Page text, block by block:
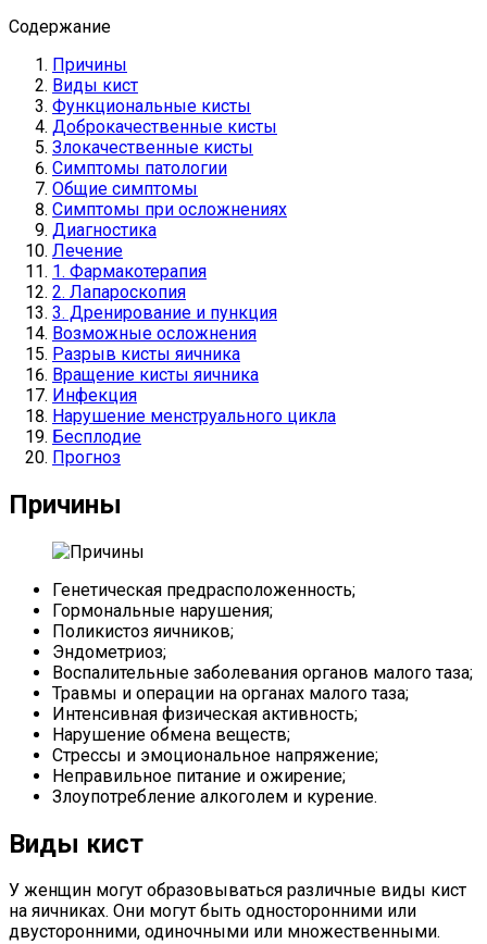
Содержание
Причины
Виды кист
Функциональные кисты
Доброкачественные кисты
Злокачественные кисты
Симптомы патологии
Общие симптомы
Симптомы при осложнениях
Диагностика
Лечение
1. Фармакотерапия
2. Лапароскопия
3. Дренирование и пункция
Возможные осложнения
Разрыв кисты яичника
Вращение кисты яичника
Инфекция
Нарушение менструального цикла
Бесплодие
Прогноз
Причины
Генетическая предрасположенность;
Гормональные нарушения;
Поликистоз яичников;
Эндометриоз;
Воспалительные заболевания органов малого таза;
Травмы и операции на органах малого таза;
Интенсивная физическая активность;
Нарушение обмена веществ;
Стрессы и эмоциональное напряжение;
Неправильное питание и ожирение;
Злоупотребление алкоголем и курение.
Виды кист
У женщин могут образовываться различные виды кист
на яичниках. Они могут быть односторонними или
двусторонними, одиночными или множественными.